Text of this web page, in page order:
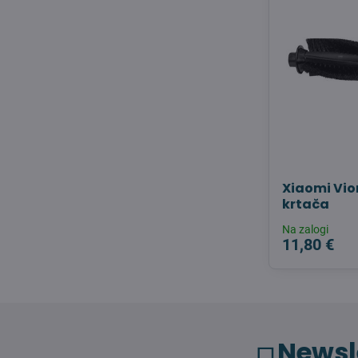
Xiaomi
krtača
Na zalogi
11,80 €